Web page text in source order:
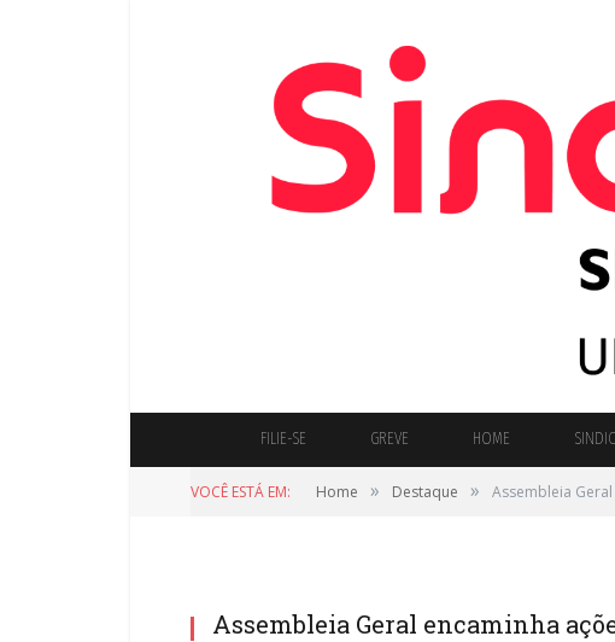
FILIE-SE GREVE HOME
VOCÊ ESTÁ EM: Home » Destaque » Assembleia
Assembleia Geral encaminha